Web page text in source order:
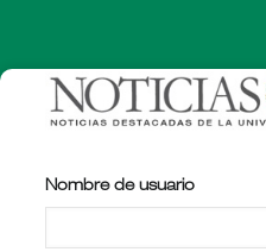
contenido
principal
Nombre de usuario